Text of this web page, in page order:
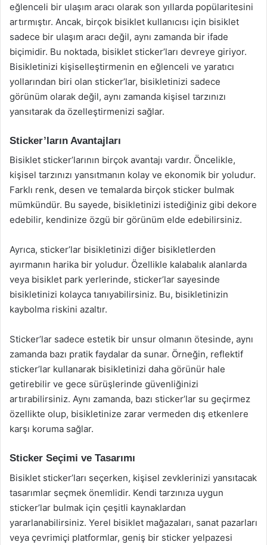
eğlenceli bir ulaşım aracı olarak son yıllarda popülaritesini
artırmıştır. Ancak, birçok bisiklet kullanıcısı için bisiklet
sadece bir ulaşım aracı değil, aynı zamanda bir ifade
biçimidir. Bu noktada, bisiklet sticker’ları devreye giriyor.
Bisikletinizi kişiselleştirmenin en eğlenceli ve yaratıcı
yollarından biri olan sticker’lar, bisikletinizi sadece
görünüm olarak değil, aynı zamanda kişisel tarzınızı
yansıtarak da özelleştirmenizi sağlar.
Sticker’ların Avantajları
Bisiklet sticker’larının birçok avantajı vardır. Öncelikle,
kişisel tarzınızı yansıtmanın kolay ve ekonomik bir yoludur.
Farklı renk, desen ve temalarda birçok sticker bulmak
mümkündür. Bu sayede, bisikletinizi istediğiniz gibi dekore
edebilir, kendinize özgü bir görünüm elde edebilirsiniz.
Ayrıca, sticker’lar bisikletinizi diğer bisikletlerden
ayırmanın harika bir yoludur. Özellikle kalabalık alanlarda
veya bisiklet park yerlerinde, sticker’lar sayesinde
bisikletinizi kolayca tanıyabilirsiniz. Bu, bisikletinizin
kaybolma riskini azaltır.
Sticker’lar sadece estetik bir unsur olmanın ötesinde, aynı
zamanda bazı pratik faydalar da sunar. Örneğin, reflektif
sticker’lar kullanarak bisikletinizi daha görünür hale
getirebilir ve gece sürüşlerinde güvenliğinizi
artırabilirsiniz. Aynı zamanda, bazı sticker’lar su geçirmez
özellikte olup, bisikletinize zarar vermeden dış etkenlere
karşı koruma sağlar.
Sticker Seçimi ve Tasarımı
Bisiklet sticker’ları seçerken, kişisel zevklerinizi yansıtacak
tasarımlar seçmek önemlidir. Kendi tarzınıza uygun
sticker’lar bulmak için çeşitli kaynaklardan
yararlanabilirsiniz. Yerel bisiklet mağazaları, sanat pazarları
veya çevrimiçi platformlar, geniş bir sticker yelpazesi